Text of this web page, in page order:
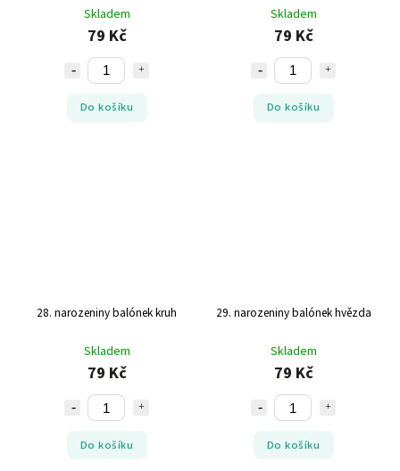
Skladem
79 Kč
Do košíku
Skladem
79 Kč
Do košíku
28. narozeniny balónek kruh
Skladem
79 Kč
Do košíku
29. narozeniny balónek hvězda
Skladem
79 Kč
Do košíku